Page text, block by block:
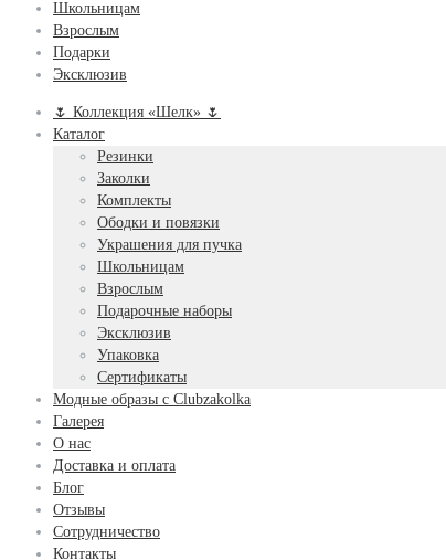
Школьницам
Взрослым
Подарки
Эксклюзив
🌷 Коллекция «Шелк» 🌷
Каталог
Резинки
Заколки
Комплекты
Ободки и повязки
Украшения для пучка
Школьницам
Взрослым
Подарочные наборы
Эксклюзив
Упаковка
Сертификаты
Модные образы с Clubzakolka
Галерея
О нас
Доставка и оплата
Блог
Отзывы
Сотрудничество
Контакты